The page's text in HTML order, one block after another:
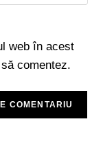
web în acest
comentez.